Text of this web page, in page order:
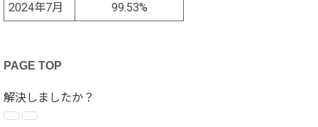
2024年7月
99.53%
PAGE TOP
解決しましたか？